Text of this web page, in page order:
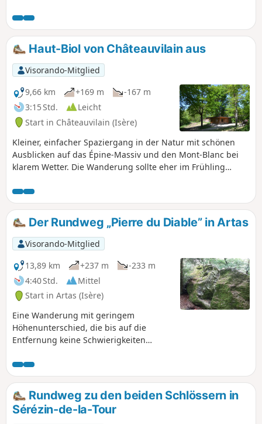
Haut-Biol von Châteauvilain aus
Visorando-Mitglied
9,66 km
+169 m
-167 m
3:15 Std.
Leicht
Start in Châteauvilain (Isère)
Kleiner, einfacher Spaziergang in der Natur mit schönen
Ausblicken auf das Épine-Massiv und den Mont-Blanc bei
klarem Wetter. Die Wanderung sollte eher im Frühling
etwas Unterholz führt.
Der Rundweg „Pierre du Diable” in Artas
Visorando-Mitglied
13,89 km
+237 m
-233 m
4:40 Std.
Mittel
Start in Artas (Isère)
Eine Wanderung mit geringem
Höhenunterschied, die bis auf die
Entfernung keine Schwierigkeiten
hügelige Landschaft des Nord-Isère. Als
Bonus können Sie einen Abstecher zur
Pierre du Diable machen und sie
vielleicht sogar besteigen..
Rundweg zu den beiden Schlössern in
Sérézin-de-la-Tour